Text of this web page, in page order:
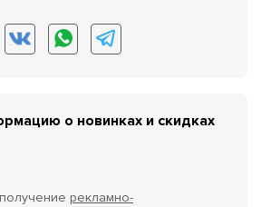
о новинках и скидках
рекламно-